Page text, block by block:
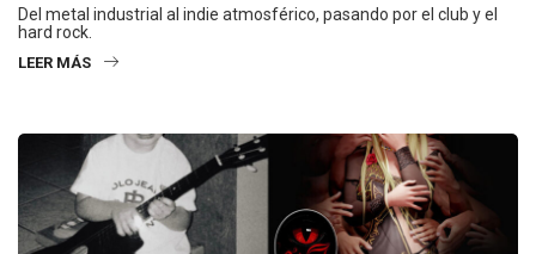
Del metal industrial al indie atmosférico, pasando por el club y el
hard rock.
LEER MÁS